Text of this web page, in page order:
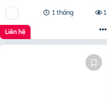
1 tháng
1
Liên hệ